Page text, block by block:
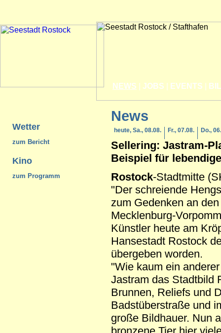
NEWS JOBS EVENTS
Wetter
zum Bericht
Kino
zum Programm
News
heute, Sa., 08.08. Fr., 07.08. Do.,
Sellering: Jastram-
Beispiel für
Rostock-Stadtmitte
"Der schreiende
zum Gedenken an
Mecklenburg-
Künstler heute am
Hansestadt Rostock
übergeben worden.
"Wie kaum ein
Jastram das Stadtbild
Brunnen, Reliefs und
Badstüberstraße und
große Bildhauer. Nun